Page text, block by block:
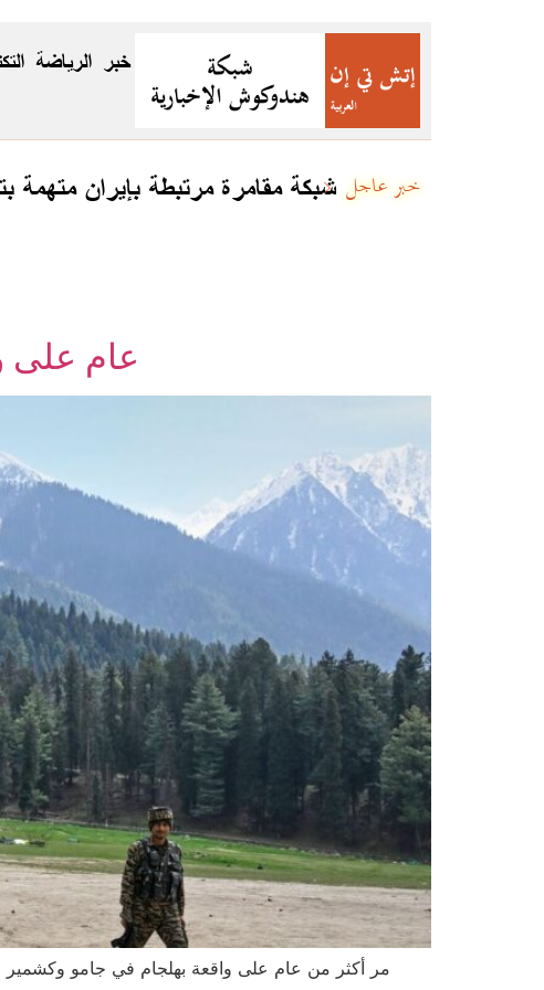
الرياضة خبر
شبكة مقامرة مرتبطة بإيران متهمة بتمرير 4 مليارات دولار عبر العملات المشفرة خبر عاجل
عام على
مر أكثر من عام على واقعة بهلجام في جامو وكشمير